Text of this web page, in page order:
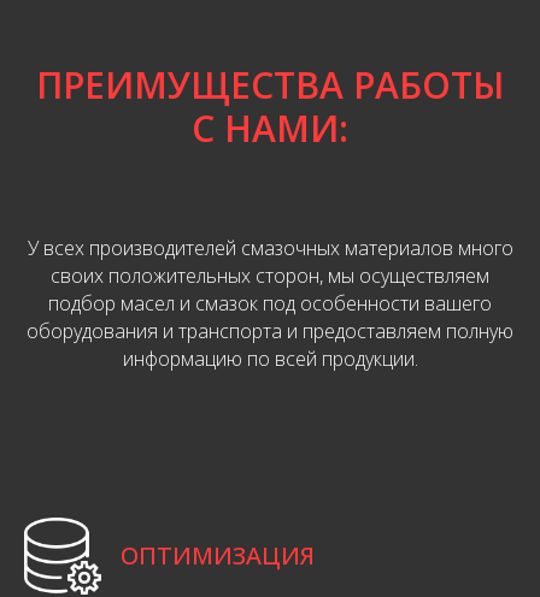
ПРЕИМУЩЕСТВА РАБОТЫ
С НАМИ:
У всех производителей смазочных материалов много
своих положительных сторон, мы осуществляем
подбор масел и смазок под особенности вашего
оборудования и транспорта и предоставляем полную
информацию по всей продукции.
ОПТИМИЗАЦИЯ